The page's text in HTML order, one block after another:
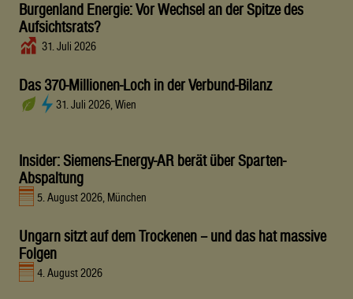
Burgenland Energie: Vor Wechsel an der Spitze des
Aufsichtsrats?
31. Juli 2026
Das 370-Millionen-Loch in der Verbund-Bilanz
31. Juli 2026, Wien
Insider: Siemens-Energy-AR berät über Sparten-
Abspaltung
5. August 2026, München
Ungarn sitzt auf dem Trockenen – und das hat massive
Folgen
4. August 2026